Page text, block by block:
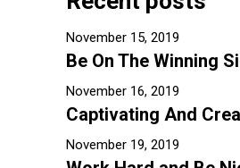
November 15, 2019
Be On The Winning
November 16, 2019
Captivating And
November 19, 2019